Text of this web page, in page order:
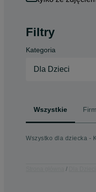
Filtry
Kategoria
Dla Dzieci
Wszystkie
Wszystko dla dziecka -